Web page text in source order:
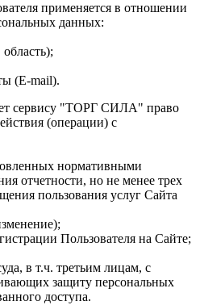
применяется в отношении
данных:
(E-mail).
сервису "ТОРГ СИЛА" право
(операции) с
нормативными
отчетности, но не менее трех
пользования услуг Сайта
Пользователя на Сайте;
в т.ч. третьим лицам, с
защиту персональных
доступа.